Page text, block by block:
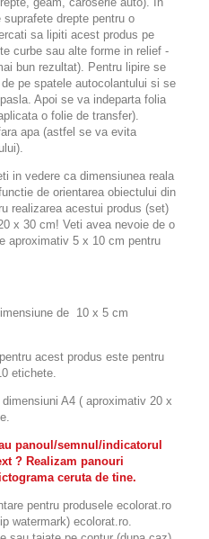
drepte pentru o
sa lipiti acest produs pe
curbe sau alte forme in relief -
bun rezultat). Pentru lipire se
pe spatele autocolantului si se
Apoi se va indeparta folia
o folie de transfer).
apa (astfel se va evita
in vedere ca dimensiunea reala
de orientarea obiectului din
realizarea acestui produs (set)
x 30 cm! Veti avea nevoie de o
aproximativ 5 x 10 cm pentru
de 10 x 5 cm
acest produs este pentru
etichete.
A4 ( aproximativ 20 x
panoul/semnul/indicatorul
? Realizam panouri
ceruta de tine.
pentru produsele ecolorat.ro
watermark) ecolorat.ro.